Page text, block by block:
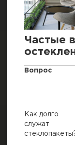
Частые
Вопрос
Как долго
служат